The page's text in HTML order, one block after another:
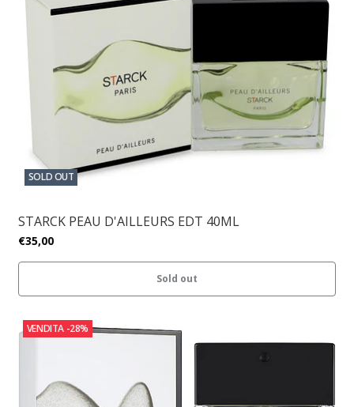
SOLD OUT
STARCK PEAU D'AILLEURS EDT 40ML
€35,00
Sold out
VENDITA -28%